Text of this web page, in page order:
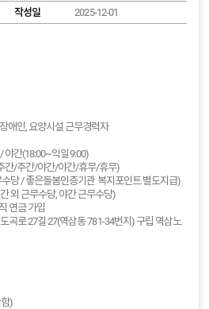
작성일 2025-12-01
애인, 요양시설 근무경력자
야간(18:00~익일9:00)
간/주간/야간/야간/휴무/휴무)
당 / 좋은돌봄인증기관 복지포인트 별도지급)
외 근무수당, 야간 근무수당)
연금 가입
곡로 27길 27(역삼동 781-34번지) 구립 역삼노
)